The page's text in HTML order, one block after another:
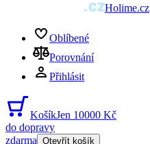
Holime.cz
Oblíbené
Porovnání
Přihlásit
KošíkJen 10000 Kč
do dopravy
zdarma Otevřít košík